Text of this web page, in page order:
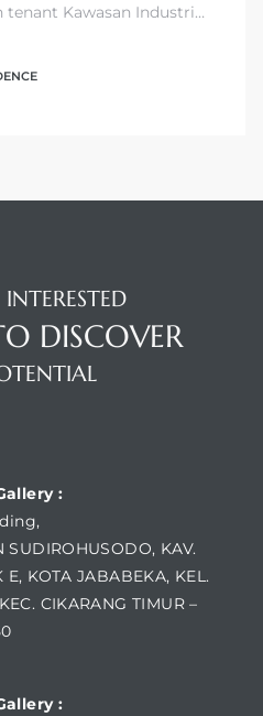
tenant Kawasan Industri…
DISCOVER
:
SUDIROHUSODO, KAV.
E, KOTA JABABEKA, KEL.
CIKARANG TIMUR –
: